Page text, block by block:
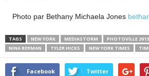
Photo par Bethany Michaela Jones
TAGS NEW YORK MEDIASTORM PHOTOVILLE 2013
NINA BERMAN
TYLER HICKS NEW YORK TIMES
Facebook Twitter